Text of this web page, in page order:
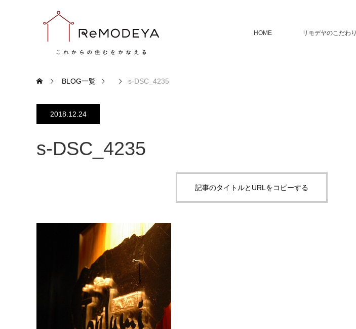
HOME リモデヤのこだわり
BLOG一覧 s-DSC_4235
2018.12.24
s-DSC_4235
記事のタイトルとURLをコピーする